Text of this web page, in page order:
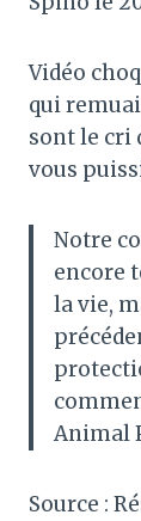
Vidéo
qui
sont le cri
vous
Notre
encore
la vie,
Animal
Source :